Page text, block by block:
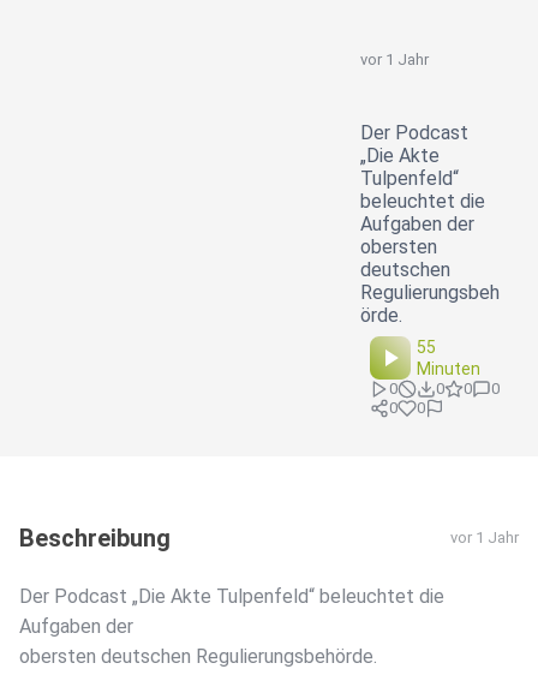
vor 1 Jahr
Der Podcast
„Die Akte
Tulpenfeld“
beleuchtet die
Aufgaben der
obersten
deutschen
Regulierungsbeh
örde.
55
Minuten
0 0 0
0
0
0
Beschreibung vor 1 Jahr
Der Podcast „Die Akte Tulpenfeld“ beleuchtet die
Aufgaben der
obersten deutschen Regulierungsbehörde.